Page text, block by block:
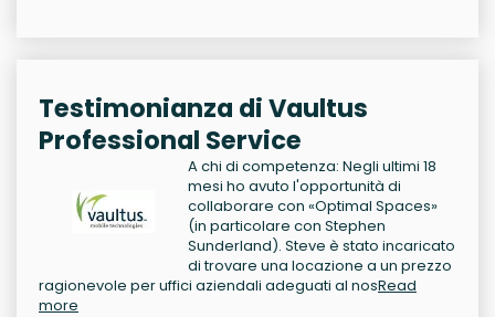
Testimonianza di Vaultus
Professional Service
A chi di competenza: Negli ultimi 18
mesi ho avuto l'opportunità di
collaborare con «Optimal Spaces»
(in particolare con Stephen
Sunderland). Steve è stato incaricato
di trovare una locazione a un prezzo
ragionevole per uffici aziendali adeguati al nosRead
more